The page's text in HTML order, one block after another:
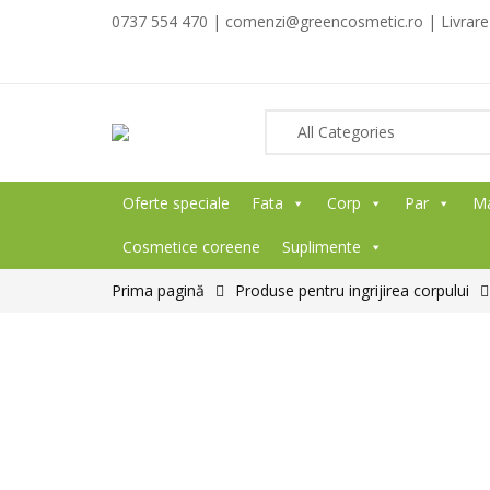
0737 554 470 | comenzi@greencosmetic.ro |
Oferte speciale Fata Corp Par
Cosmetice coreene Suplimente
Prima pagină Produse pentru ingrijirea corpului